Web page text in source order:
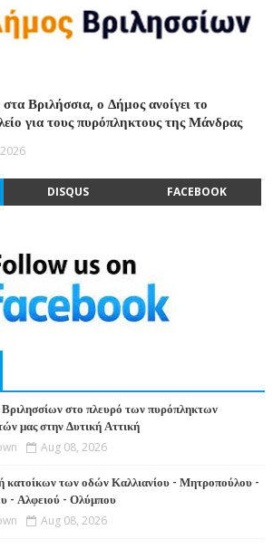
Βριλήσσια, ο Δήμος ανοίγει το
για τους πυρόπληκτους της Μάνδρας
DISQUS FACEBOOK
στο πλευρό των πυρόπληκτων
μας στην Δυτική Αττική
Aug 08, 2026
κατοίκων των οδών Καλλιανίου - Μητροπούλου -
- Αλφειού - Ολύμπου
Aug 08, 2026